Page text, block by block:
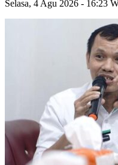
Selasa, 4 Agu 2026 - 16:23